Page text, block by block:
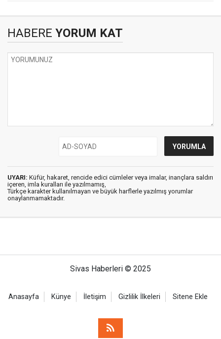
HABERE YORUM KAT
UYARI: Küfür, hakaret, rencide edici cümleler veya imalar, inançlara saldırı
içeren, imla kuralları ile yazılmamış,
Türkçe karakter kullanılmayan ve büyük harflerle yazılmış yorumlar
onaylanmamaktadır.
Sivas Haberleri © 2025
Anasayfa Künye İletişim Gizlilik İlkeleri Sitene Ekle